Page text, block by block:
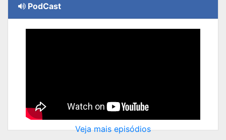
PodCast
Veja mais episódios